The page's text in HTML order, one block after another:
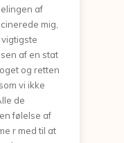
af
mig,
af en stat
og retten
vi ikke
de
følelse af
r med til at